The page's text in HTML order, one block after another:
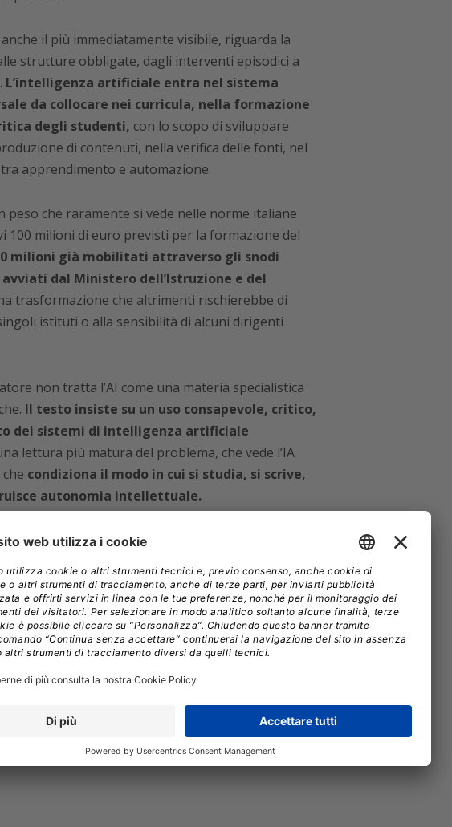
il più immediatamente visibile, riguarda la
strutture obbligate, dagli interventi episodici a
L’intelligenza artificiale entra nel sistema
da collocare nei curricula, nella formazione
degli studenti, con lo scopo di sviluppare
di contenuti, nella verifica delle fonti, nel
apprendimento e automazione.
peso che raramente si vede nelle norme italiane
100 milioni di euro previsti per la formazione del
milioni già mobilitati attraverso gli snodi
dal Ministero dell’Istruzione e del
trasformazione che altrimenti rischierebbe di
istituti o alla sensibilità di alcuni dirigenti
non tratta l’AI come una materia specialistica
Il testo insiste su un uso consapevole, critico,
dei sistemi di intelligenza artificiale
lettura più matura del problema, che vede l’IA
condiziona il modo in cui si studia, si scrive,
autonomia intellettuale.
prova a evitare una lettura ingenua
come
delle procedure. Questo comporta un
non basta introdurre strumenti intelligenti, ma
dentro le amministrazioni, dalla formazione di
pubblici.È un passaggio cruciale, perché
senza assorbirla davvero nei processi è